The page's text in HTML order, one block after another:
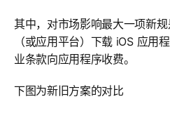
其中，对市场影响最大一项新
（或应用平台）下载 iOS 应用
业条款向应用程序收费。
下图为新旧方案的对比